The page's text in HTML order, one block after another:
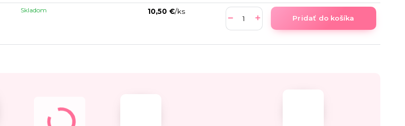
10,50 €/ks
Skladom
Pridať do košíka